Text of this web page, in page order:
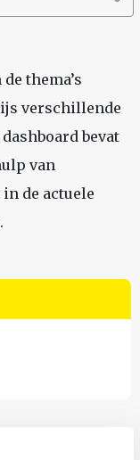
thema’s
verschillende
bevat
van
de actuele